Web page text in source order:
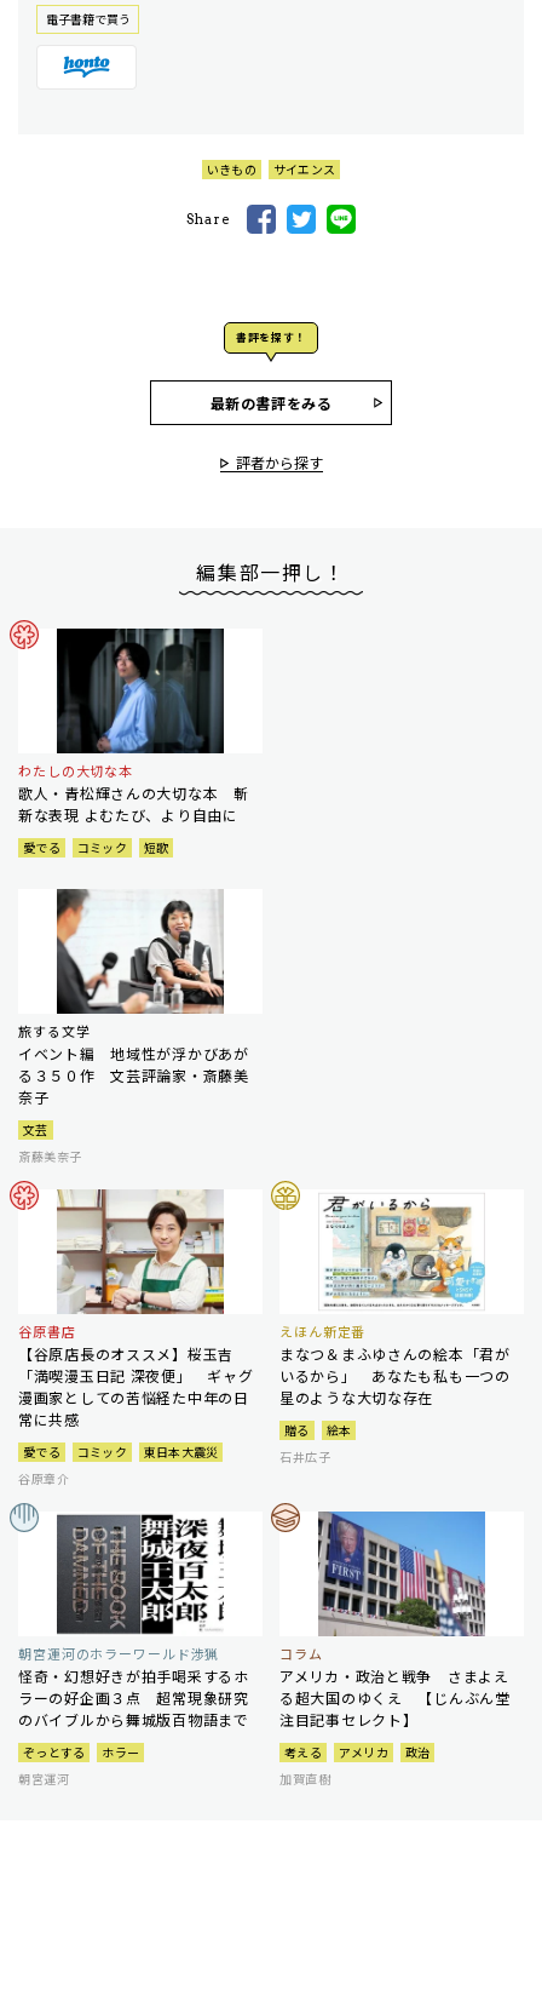
電⼦書籍で買う
いきもの サイエンス
Share
書評を探す！
最新の書評をみる
評者から探す
編集部一押し！
わたしの大切な本
歌人・青松輝さんの大切な本 斬
新な表現 よむたび、より自由に
愛でる コミック 短歌
旅する文学
イベント編 地域性が浮かびあが
る３５０作 文芸評論家・斎藤美
奈子
文芸
斎藤美奈子
谷原書店
【谷原店長のオススメ】桜玉吉
「満喫漫玉日記 深夜便」 ギャグ
漫画家としての苦悩経た中年の日
常に共感
愛でる コミック
東日本大震災
谷原章介
えほん新定番
まなつ＆まふゆさんの絵本「君が
いるから」 あなたも私も一つの
星のような大切な存在
贈る
絵本
石井広子
朝宮運河のホラーワールド渉猟
怪奇・幻想好きが拍手喝采するホ
ラーの好企画３点 超常現象研究
のバイブルから舞城版百物語まで
ぞっとする
ホラー
朝宮運河
コラム
アメリカ・政治と戦争 さまよえ
る超大国のゆくえ 【じんぶん堂
注目記事セレクト】
考える アメリカ
政治
加賀直樹